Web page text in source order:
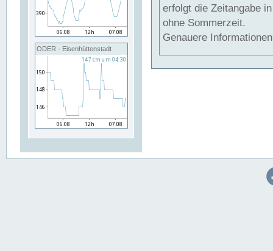
ODER - Eisenhüttenstadt
erfolgt die Zeitangabe
ohne Sommerzeit.
Genauere